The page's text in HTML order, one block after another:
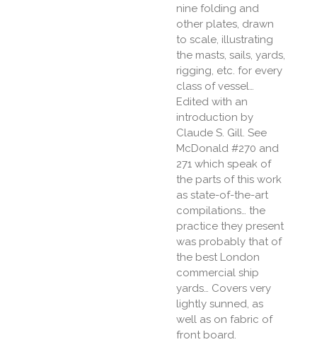
nine folding and
other plates, drawn
to scale, illustrating
the masts, sails, yards,
rigging, etc. for every
class of vessel…
Edited with an
introduction by
Claude S. Gill. See
McDonald #270 and
271 which speak of
the parts of this work
as state-of-the-art
compilations… the
practice they present
was probably that of
the best London
commercial ship
yards… Covers very
lightly sunned, as
well as on fabric of
front board.